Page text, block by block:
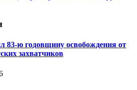
83-ю годовщину освобождения от
захватчиков